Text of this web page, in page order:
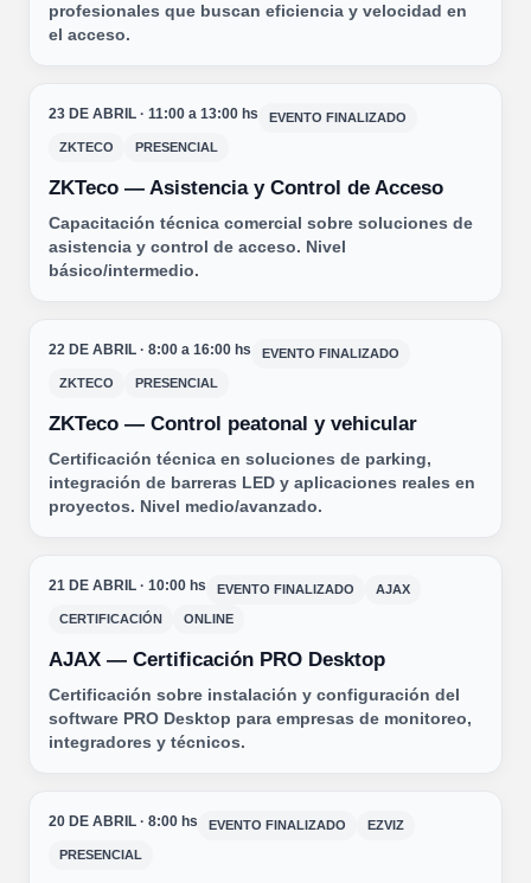
profesionales que buscan eficiencia y velocidad en
el acceso.
23 DE ABRIL · 11:00 a 13:00 hs EVENTO FINALIZADO
ZKTECO PRESENCIAL
ZKTeco — Asistencia y Control de Acceso
Capacitación técnica comercial sobre soluciones de
asistencia y control de acceso. Nivel
básico/intermedio.
22 DE ABRIL · 8:00 a 16:00 hs EVENTO FINALIZADO
ZKTECO PRESENCIAL
ZKTeco — Control peatonal y vehicular
Certificación técnica en soluciones de parking,
integración de barreras LED y aplicaciones reales en
proyectos. Nivel medio/avanzado.
21 DE ABRIL · 10:00 hs EVENTO FINALIZADO AJAX
CERTIFICACIÓN ONLINE
AJAX — Certificación PRO Desktop
Certificación sobre instalación y configuración del
software PRO Desktop para empresas de monitoreo,
integradores y técnicos.
20 DE ABRIL · 8:00 hs EVENTO FINALIZADO EZVIZ
PRESENCIAL